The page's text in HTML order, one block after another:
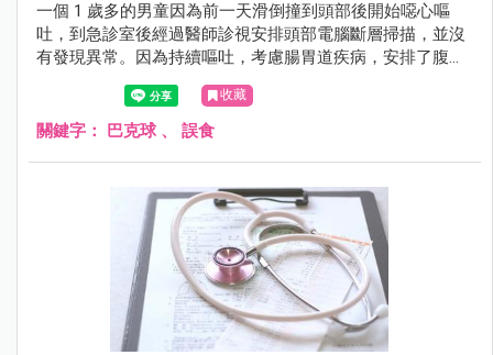
一個 1 歲多的男童因為前一天滑倒撞到頭部後開始噁心嘔
吐，到急診室後經過醫師診視安排頭部電腦斷層掃描，並沒
有發現異常。因為持續嘔吐，考慮腸胃道疾病，安排了腹部
X 光，意外發現有 5 顆相連在一起的「白亮球形異物」在腸
收藏
關鍵字： 巴克球 、 誤食